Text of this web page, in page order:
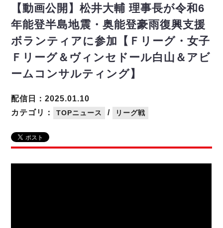
メディア情報
フットサル日本代表
その他
戦績表
警告・退場・出場停止選手
個人ランキング｜ゴール
個人ランキング｜シュート
個人ランキング｜シュート成功率
個人ランキング｜第2PK
メットライフ生命Ｆ２リーグ
順位表
戦績表
警告・退場・出場停止選手
エスポラーダ北海道
バルドラール浦安
フウガドールすみだ
しながわシティ
立川アスレティックFC
ペスカドーラ町田
湘南ベルマーレ
ボアルース長野
シュライカー大阪
ボルクバレット北九州
バサジィ大分
アリーナ情報 ARENA
リーグ概要 ABOUT US
リーグ概要
大会概要
リーグ要項
クラブライセンス関連
過去の記録 ARCHIVE
過去の試合記録
プロジェクト
ABeam AWARD
DIVISION01
【動画公開】松井大輔 理事長が令和6
年能登半島地震・奥能登豪雨復興支援
ボランティアに参加【Ｆリーグ・女子
Ｆリーグ＆ヴィンセドール白山＆アビ
ームコンサルティング】
カテゴリ： TOPニュース / リーグ戦
配信日：2025.01.10